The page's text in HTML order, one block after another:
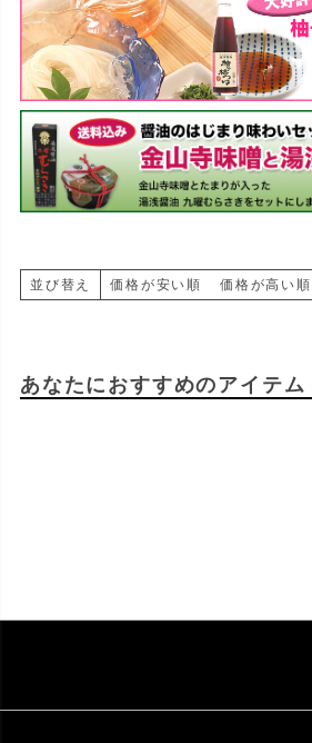
並び替え 価格が安い順 価格が高い順
あなたにおすすめのアイテム